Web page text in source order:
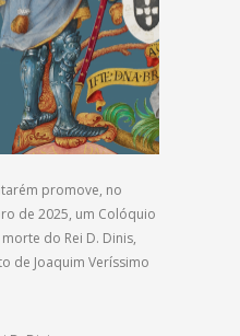
promove, no
de 2025, um Colóquio
do Rei D. Dinis,
de Joaquim Veríssimo